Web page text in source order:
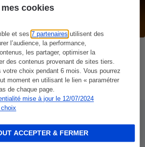
mes cookies
et ses7 partenaires utilisent des
l’audience, la performance,
les partager, optimiser la
des contenus provenant de sites tiers.
votre choix pendant 6 mois. Vous pourrez
moment en utilisant le lien « paramétrer
de chaque page.
mise à jour le 12/07/2024
choix
ACCEPTER & FERMER
- Les ordonnances seront
maladie